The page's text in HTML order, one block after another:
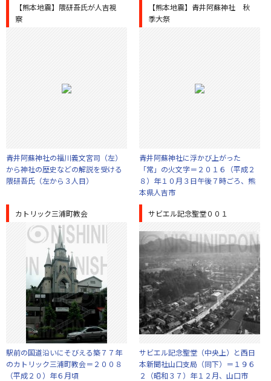
【熊本地震】隈研吾氏が人吉視
察
青井阿蘇神社の福川義文宮司（左）
から神社の歴史などの解説を受ける
隈研吾氏（左から３人目）
【熊本地震】青井阿蘇神社 秋
季大祭
青井阿蘇神社に浮かび上がった
「常」の火文字＝２０１６（平成２
８）年１０月３日午後７時ごろ、熊
本県人吉市
カトリック三浦町教会
駅前の国道沿いにそびえる築７７年
のカトリック三浦町教会＝２００８
（平成２０）年６月頃
サビエル記念聖堂００１
サビエル記念聖堂（中央上）と西日
本新聞社山口支局（同下）＝１９６
２（昭和３７）年１２月、山口市